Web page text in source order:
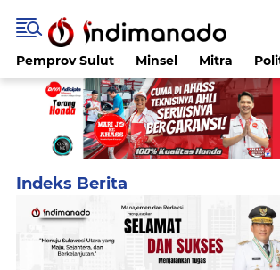
Pemprov Sulut Minsel Mitra